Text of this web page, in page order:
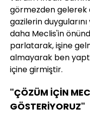
görmezden gelerek
gazilerin
daha Meclis'in
parlatarak, işine
almayarak ben
içine girmiştir.
"ÇÖZÜM İÇİN
GÖSTERİYORUZ"